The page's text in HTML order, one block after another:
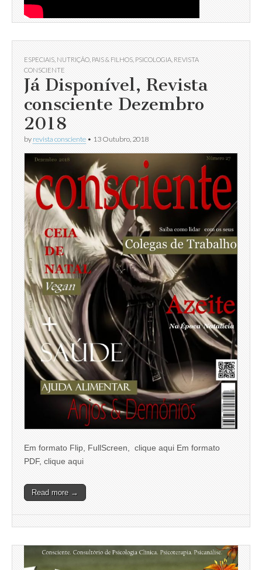
ESPECIAIS NUTRIÇÃO PAIS & FILHOS PSICOLOGIA REVISTA
CONSCIENTE
Já Disponível, Revista
consciente Dezembro
2018
by revista consciente • 13 Outubro, 2018
Em formato Flip, FullScreen, clique aqui Em formato
PDF, clique aqui
Read more →